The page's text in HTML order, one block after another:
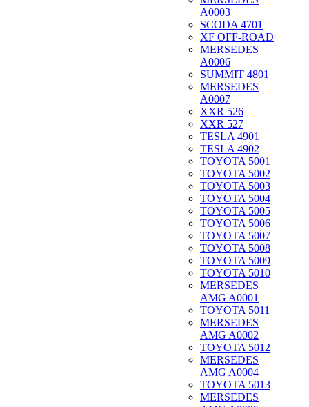
A0003
SCODA 4701
XF OFF-ROAD
MERSEDES
A0006
SUMMIT 4801
MERSEDES
A0007
XXR 526
XXR 527
TESLA 4901
TESLA 4902
TOYOTA 5001
TOYOTA 5002
TOYOTA 5003
TOYOTA 5004
TOYOTA 5005
TOYOTA 5006
TOYOTA 5007
TOYOTA 5008
TOYOTA 5009
TOYOTA 5010
MERSEDES
AMG A0001
TOYOTA 5011
MERSEDES
AMG A0002
TOYOTA 5012
MERSEDES
AMG A0004
TOYOTA 5013
MERSEDES